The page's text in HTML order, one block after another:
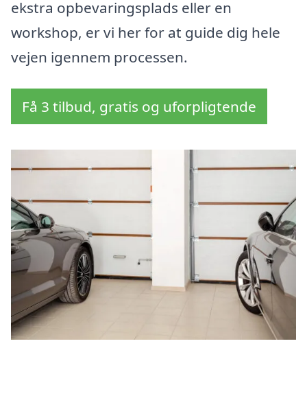
ekstra opbevaringsplads eller en
workshop, er vi her for at guide dig hele
vejen igennem processen.
Få 3 tilbud, gratis og uforpligtende